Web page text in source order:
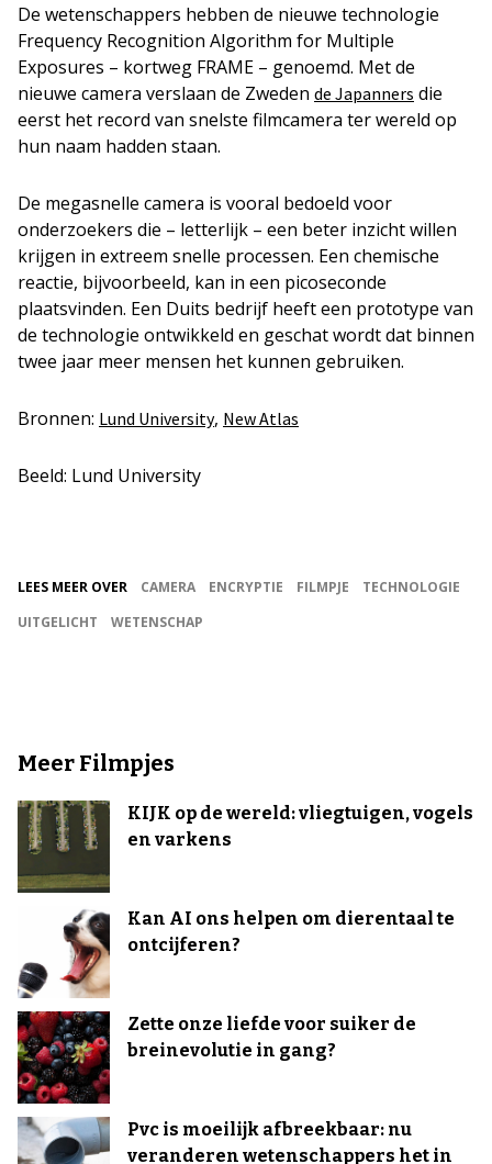
De wetenschappers hebben de nieuwe technologie
Frequency Recognition Algorithm for Multiple
Exposures – kortweg FRAME – genoemd. Met de
nieuwe camera verslaan de Zweden de Japanners die
eerst het record van snelste filmcamera ter wereld op
hun naam hadden staan.
De megasnelle camera is vooral bedoeld voor
onderzoekers die – letterlijk – een beter inzicht willen
krijgen in extreem snelle processen. Een chemische
reactie, bijvoorbeeld, kan in een picoseconde
plaatsvinden. Een Duits bedrijf heeft een prototype van
de technologie ontwikkeld en geschat wordt dat binnen
twee jaar meer mensen het kunnen gebruiken.
Bronnen: Lund University, New Atlas
Beeld: Lund University
LEES MEER OVER CAMERA ENCRYPTIE FILMPJE
TECHNOLOGIE
UITGELICHT
WETENSCHAP
Meer Filmpjes
KIJK op de wereld: vliegtuigen, vogels
en varkens
Kan AI ons helpen om dierentaal te
ontcijferen?
Zette onze liefde voor suiker de
breinevolutie in gang?
Pvc is moeilijk afbreekbaar: nu
veranderen wetenschappers het in